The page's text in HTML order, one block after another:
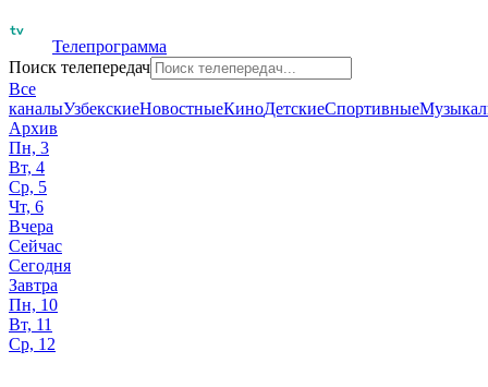
Телепрограмма
Поиск телепередач
Все
каналыУзбекскиеНовостныеКиноДетскиеСпортивные
Архив
Пн, 3
Вт, 4
Ср, 5
Чт, 6
Вчера
Сейчас
Сегодня
Завтра
Пн, 10
Вт, 11
Ср, 12